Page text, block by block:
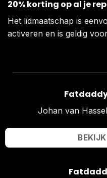
20% korting op al je
Het lidmaatschap is
activeren en is geldig
Johan van